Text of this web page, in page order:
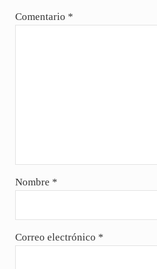
Comentario *
Nombre *
Correo electrónico *